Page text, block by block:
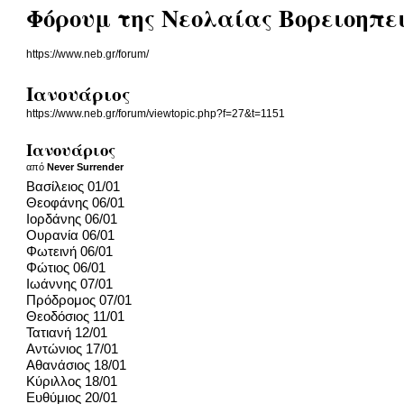
Φόρουμ της Νεολαίας
https://www.neb.gr/forum/
Ιανουάριος
https://www.neb.gr/forum/viewtopic.php?f=27&t=1151
Ιανουάριος
απόNever Surrender
Βασίλειος 01/01
Θεοφάνης 06/01
Ιορδάνης 06/01
Ουρανία 06/01
Φωτεινή 06/01
Φώτιος 06/01
Ιωάννης 07/01
Πρόδρομος 07/01
Θεοδόσιος 11/01
Τατιανή 12/01
Αντώνιος 17/01
Αθανάσιος 18/01
Κύριλλος 18/01
Ευθύμιος 20/01